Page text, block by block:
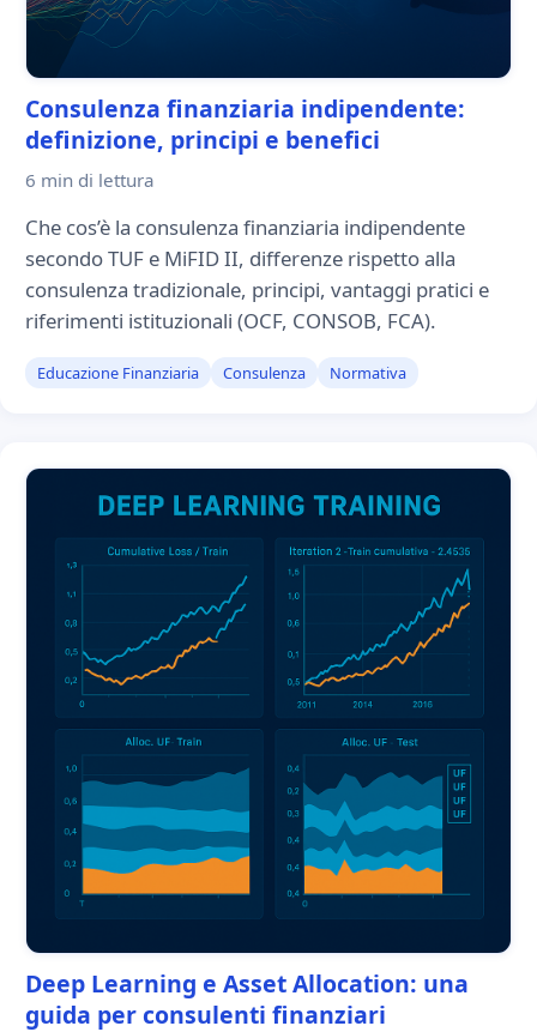
Consulenza finanziaria indipendente:
definizione, principi e benefici
6 min di lettura
Che cos’è la consulenza finanziaria indipendente
secondo TUF e MiFID II, differenze rispetto alla
consulenza tradizionale, principi, vantaggi pratici e
riferimenti istituzionali (OCF, CONSOB, FCA).
Educazione Finanziaria Consulenza Normativa
Deep Learning e Asset Allocation: una
guida per consulenti finanziari